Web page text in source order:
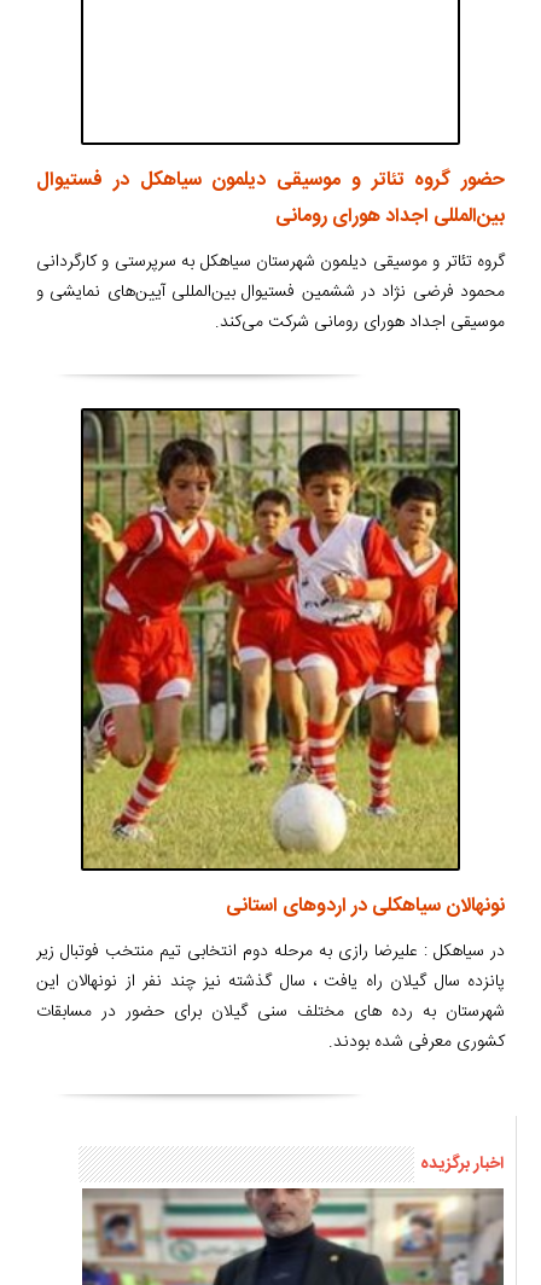
حضور گروه تئاتر و موسیقی دیلمون سیاهکل در فستیوال
بین‌المللی اجداد هورای رومانی
گروه تئاتر و موسیقی دیلمون شهرستان سیاهکل به سرپرستی و کارگردانی
محمود فرضی نژاد در ششمین فستیوال بین‌المللی آیین‌های نمایشی و
موسیقی اجداد هورای رومانی شرکت می‌کند.
نونهالان سیاهکلی در اردوهای استانی
در سیاهکل : علیرضا رازی به مرحله دوم انتخابی تیم منتخب فوتبال زیر
پانزده سال گیلان راه یافت ، سال گذشته نیز چند نفر از نونهالان این
شهرستان به رده های مختلف سنی گیلان برای حضور در مسابقات
کشوری معرفی شده بودند.
اخبار برگزیده